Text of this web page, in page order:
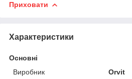
Приховати
Характеристики
Основні
Виробник
Orvit